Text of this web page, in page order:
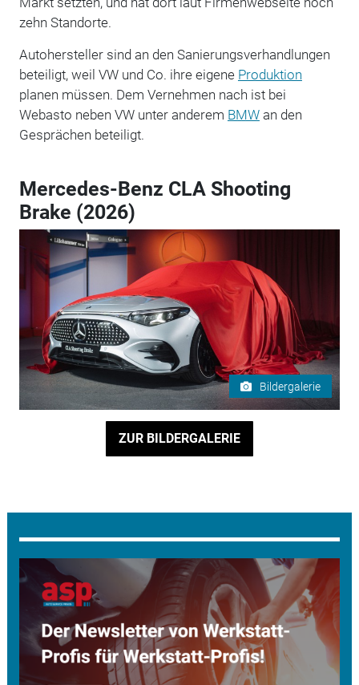
zehn Standorte.
Autohersteller sind an den Sanierungsverhandlungen
beteiligt, weil VW und Co. ihre eigene Produktion
planen müssen. Dem Vernehmen nach ist bei
Webasto neben VW unter anderem BMWan den
Gesprächen beteiligt.
Mercedes-Benz CLA Shooting
Brake (2026)
Bildergalerie
ZUR BILDERGALERIE